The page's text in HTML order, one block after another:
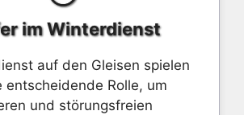
im Winterdienst
auf den Gleisen spielen
entscheidende Rolle, um
und störungsfreien